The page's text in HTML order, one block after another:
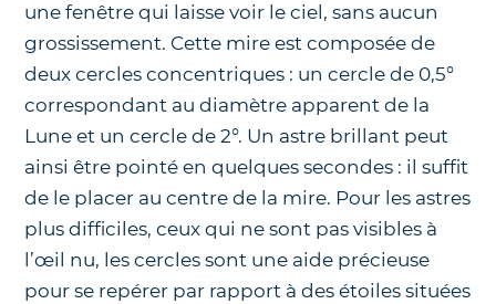
une fenêtre qui laisse voir le ciel, sans aucun
grossissement. Cette mire est composée de
deux cercles concentriques : un cercle de 0,5°
correspondant au diamètre apparent de la
Lune et un cercle de 2°. Un astre brillant peut
ainsi être pointé en quelques secondes : il suffit
de le placer au centre de la mire. Pour les astres
plus difficiles, ceux qui ne sont pas visibles à
l’œil nu, les cercles sont une aide précieuse
pour se repérer par rapport à des étoiles situées